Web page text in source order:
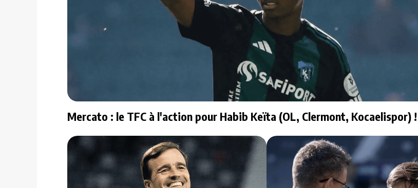
Mercato : le TFC à l'action pour Habib Keïta (OL, Clermont, Kocaelispor) !